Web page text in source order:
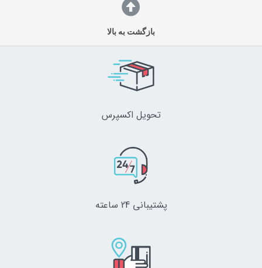
بازگشت به بالا
تحویل اکسپرس
پشتیبانی 24 ساعته